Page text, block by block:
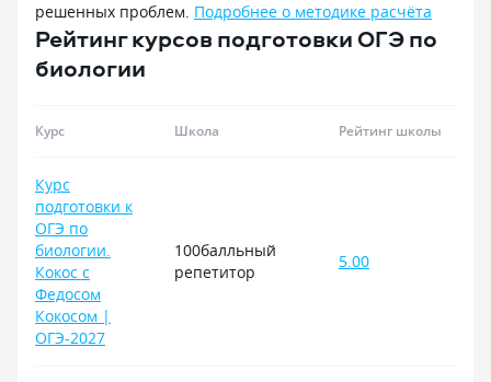
решенных проблем. Подробнее о методике расчёта
Рейтинг курсов подготовки ОГЭ по
биологии
Курс Школа Рейтинг школы
Курс
подготовки к
ОГЭ по
биологии.
Кокос с
Федосом
Кокосом |
ОГЭ-2027
100балльный
репетитор
5.00